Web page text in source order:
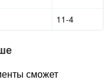
11-4
сможет